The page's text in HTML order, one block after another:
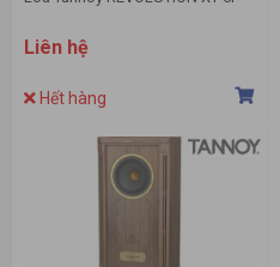
Liên hệ
Hết hàng